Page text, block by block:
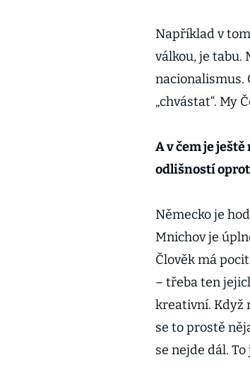
Například v
válkou, je tabu.
nacionalismus.
„chvástat“. My
A v čem je
odlišností
Německo je
Mnichov je
Člověk má
– třeba ten
kreativní. Když
se to prostě
se nejde dál.